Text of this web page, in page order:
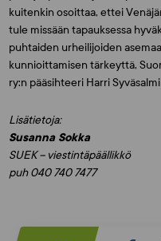
kuitenkin osoittaa, ettei
tule missään tapauksessa
puhtaiden urheilijoiden
kunnioittamisen tärkeyttä,
ry:n pääsihteeri Harri Syväsalmi
Lisätietoja:
Susanna Sokka
SUEK – viestintäpäällikkö
puh 040 740 7477